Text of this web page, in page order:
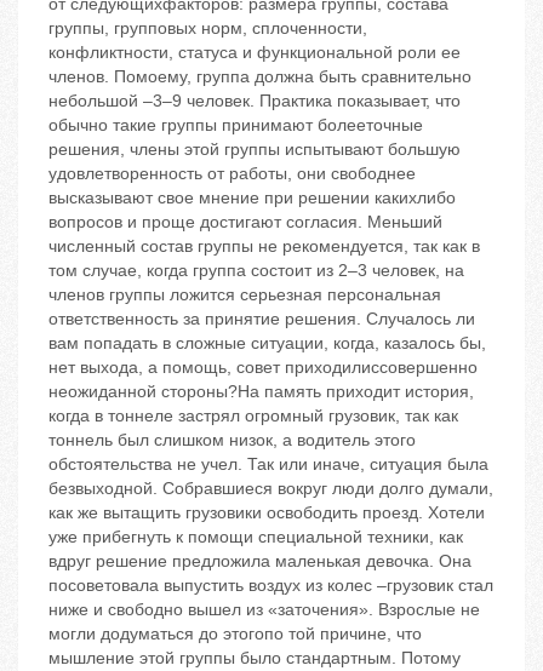
от следующихфакторов: размера группы, состава
группы, групповых норм, сплоченности,
конфликтности, статуса и функциональной роли ее
членов. Помоему, группа должна быть сравнительно
небольшой –3–9 человек. Практика показывает, что
обычно такие группы принимают болееточные
решения, члены этой группы испытывают большую
удовлетворенность от работы, они свободнее
высказывают свое мнение при решении какихлибо
вопросов и проще достигают согласия. Меньший
численный состав группы не рекомендуется, так как в
том случае, когда группа состоит из 2–3 человек, на
членов группы ложится серьезная персональная
ответственность за принятие решения. Случалось ли
вам попадать в сложные ситуации, когда, казалось бы,
нет выхода, а помощь, совет приходилиссовершенно
неожиданной стороны?На память приходит история,
когда в тоннеле застрял огромный грузовик, так как
тоннель был слишком низок, а водитель этого
обстоятельства не учел. Так или иначе, ситуация была
безвыходной. Собравшиеся вокруг люди долго думали,
как же вытащить грузовики освободить проезд. Хотели
уже прибегнуть к помощи специальной техники, как
вдруг решение предложила маленькая девочка. Она
посоветовала выпустить воздух из колес –грузовик стал
ниже и свободно вышел из «заточения». Взрослые не
могли додуматься до этогопо той причине, что
мышление этой группы было стандартным. Потому